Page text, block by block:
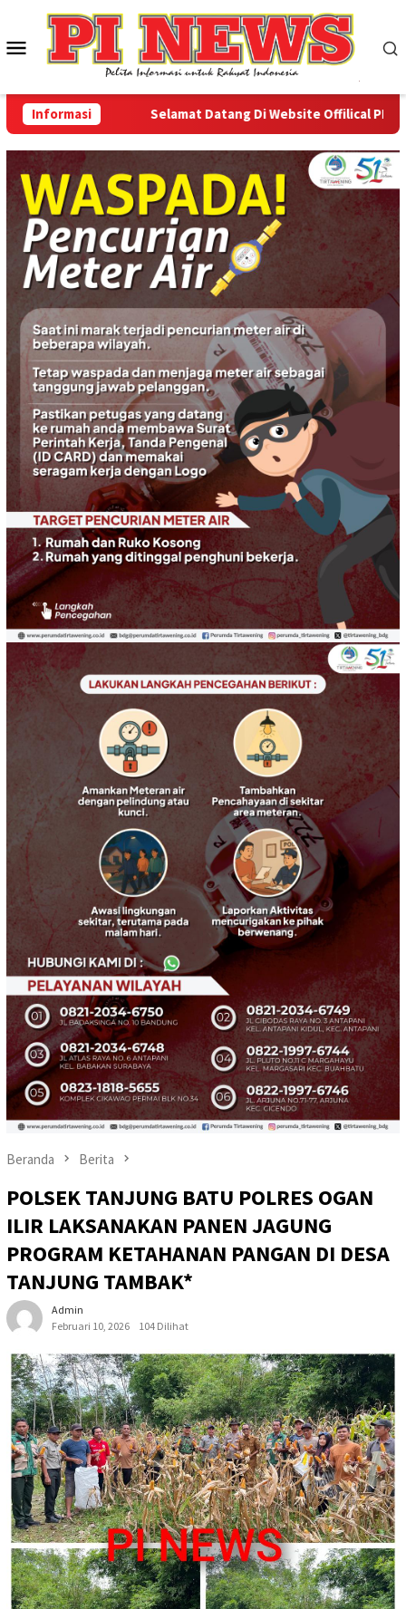
konten
Menu
Mobile
Informasi Selamat Datang Di Website Offilical PI-
Beranda Berita
POLSEK TANJUNG BATU POLRES OGAN
ILIR LAKSANAKAN PANEN JAGUNG
PROGRAM KETAHANAN PANGAN DI DESA
TANJUNG TAMBAK* ‎
Admin
Februari 10, 2026
104 Dilihat